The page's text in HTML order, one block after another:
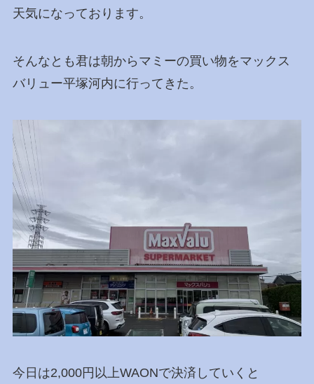
天気になっております。
そんなとも君は朝からマミーの買い物をマックス
バリュー平塚河内に行ってきた。
今日は2,000円以上WAONで決済していくと